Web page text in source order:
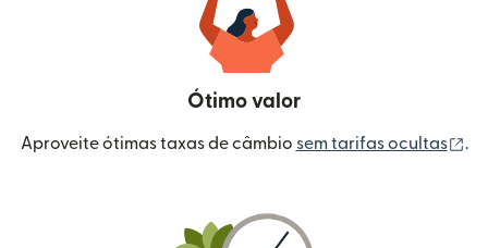
Ótimo valor
Aproveite ótimas taxas de câmbio sem tarifas ocultas .